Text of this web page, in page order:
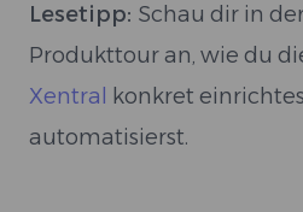
Lesetipp: Schau dir in
Produkttour an, wie du
Xentral
konkret
automatisierst.